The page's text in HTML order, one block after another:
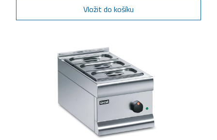
Vložit do košíku